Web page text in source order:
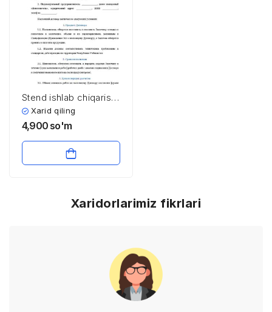
Stend ishlab chiqarish
korxonalari uchun
huquqiy
tartibga soluvchi ikki
tomonlama shartnoma
Xarid qiling
4,900 so'm
Xaridorlarimiz fikrlari